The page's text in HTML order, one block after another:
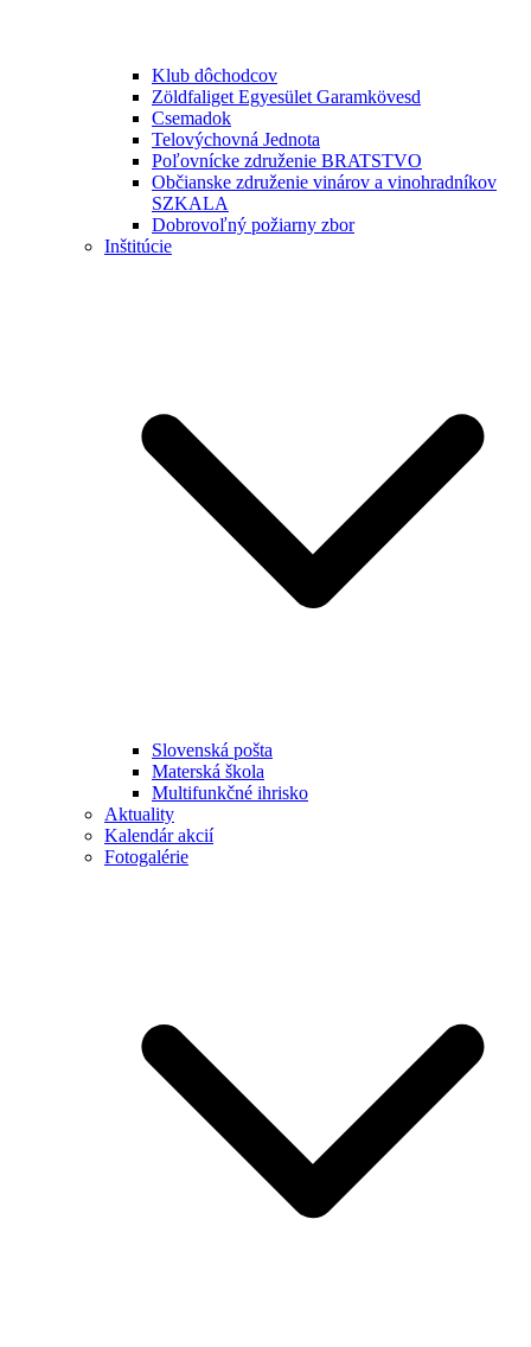
Klub dôchodcov
Zöldfaliget Egyesület Garamkövesd
Csemadok
Telovýchovná Jednota
Poľovnícke združenie BRATSTVO
Občianske združenie vinárov a vinohradníkov
SZKALA
Dobrovoľný požiarny zbor
Inštitúcie
Slovenská pošta
Materská škola
Multifunkčné ihrisko
Aktuality
Kalendár akcií
Fotogalérie